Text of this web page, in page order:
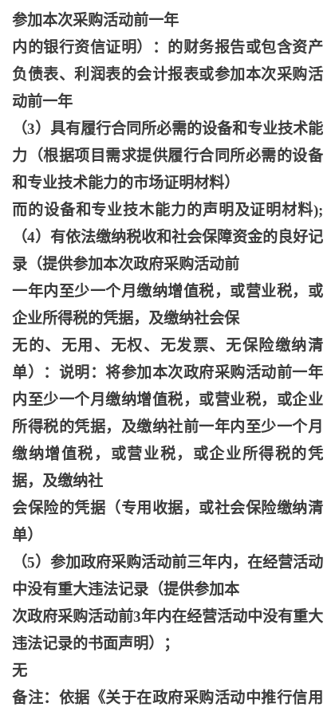
参加本次采购活动前一年
内的银行资信证明）：的财务报告或包含资产
负债表、利润表的会计报表或参加本次采购活
动前一年
（3）具有履行合同所必需的设备和专业技术能
力（根据项目需求提供履行合同所必需的设备
和专业技术能力的市场证明材料）
而的设备和专业技木能力的声明及证明材料);
（4）有依法缴纳税收和社会保障资金的良好记
录（提供参加本次政府采购活动前
一年内至少一个月缴纳增值税，或营业税，或
企业所得税的凭据，及缴纳社会保
无的、无用、无权、无发票、无保险缴纳清
单）：说明：将参加本次政府采购活动前一年
内至少一个月缴纳增值税，或营业税，或企业
所得税的凭据，及缴纳社前一年内至少一个月
缴纳增值税，或营业税，或企业所得税的凭
据，及缴纳社
会保险的凭据（专用收据，或社会保险缴纳清
单）
（5）参加政府采购活动前三年内，在经营活动
中没有重大违法记录（提供参加本
次政府采购活动前3年内在经营活动中没有重大
违法记录的书面声明）；
无
备注：依据《关于在政府采购活动中推行信用